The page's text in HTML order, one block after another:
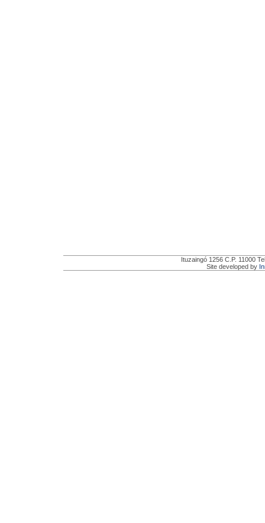
Ituzaingó 1256 C.P. 11000
Site developed by